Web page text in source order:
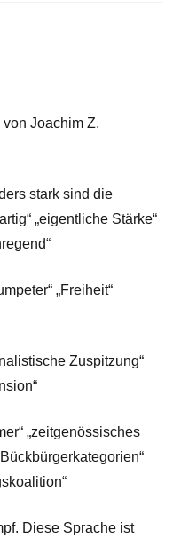
Joachim Z.
stark sind die
„eigentliche Stärke“
„Freiheit“
Zuspitzung“
„zeitgenössisches
Diese Sprache ist